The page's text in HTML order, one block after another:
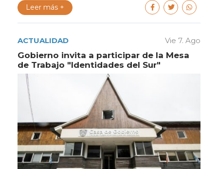
Leer más +
ACTUALIDAD Vie 7. Ago
Gobierno invita a participar de la Mesa
de Trabajo "Identidades del Sur"